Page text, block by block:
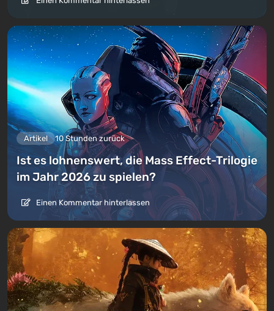
Artikel 10 Stunden zurück
Ist es lohnenswert, die Mass Effect-Trilogie
im Jahr 2026 zu spielen?
Einen Kommentar hinterlassen